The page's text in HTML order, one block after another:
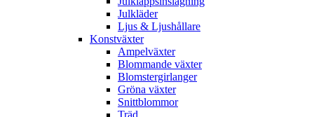
Julkläder
Ljus & Ljushållare
Konstväxter
Ampelväxter
Blommande växter
Blomstergirlanger
Gröna växter
Snittblommor
Träd